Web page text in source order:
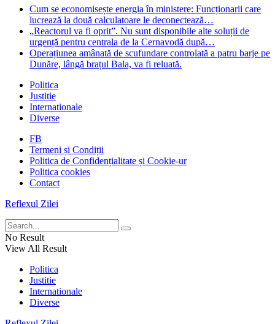
Cum se economisește energia în ministere: Funcționarii care
lucrează la două calculatoare le deconectează…
„Reactorul va fi oprit”. Nu sunt disponibile alte soluții de
urgență pentru centrala de la Cernavodă după…
Operațiunea amânată de scufundare controlată a patru barje pe
Dunăre, lângă brațul Bala, va fi reluată.
Politica
Justitie
Internationale
Diverse
FB
Termeni și Condiții
Politica de Confidențialitate și Cookie-ur
Politica cookies
Contact
Reflexul Zilei
No Result
View All Result
Politica
Justitie
Internationale
Diverse